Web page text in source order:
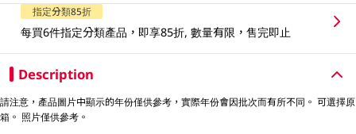
指定分類85折
每買6件指定分類產品，即享85折, 數量有限，售完即止
Description
請注意，產品圖片中顯示的年份僅供參考，實際年份會因批次而有所不同。 可選擇原
箱。 照片僅供參考。